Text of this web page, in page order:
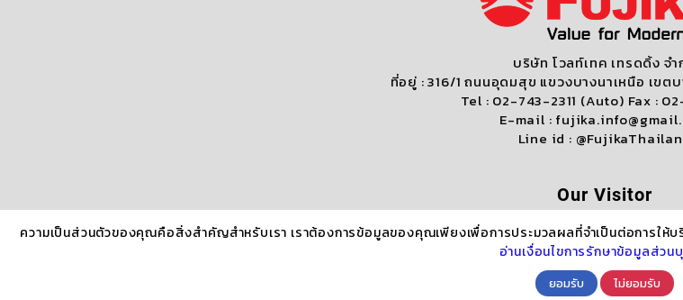
ความเป็นส่วนตัวของคุณคือสิ่งสำคัญสำหรับเรา เราต้องการข้อมูลของคุณเพียงเพื่อการประมวลผลที่จำเป็นต่อการให้
อ่านเงื่อนไขการรักษาข้อมูลส่วน
ยอมรับ ไม่ยอมรับ
บริษัท โวลท์เทค เทรดดิ้ง จำ
ที่อยู่ : 316/1 ถนนอุดมสุข แขวงบางนาเหนือ เขต
Tel : 02-743-2311 (Auto) Fax :
E-mail :
Line id :
Our Visitor
Who's Online : 0